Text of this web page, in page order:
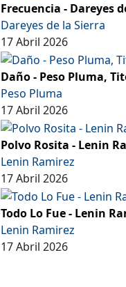
Frecuencia - Dareyes
Dareyes de la Sierra
17 Abril 2026
Daño - Peso Pluma,
Peso Pluma
17 Abril 2026
Polvo Rosita - Lenin
Lenin Ramirez
17 Abril 2026
Todo Lo Fue - Lenin
Lenin Ramirez
17 Abril 2026